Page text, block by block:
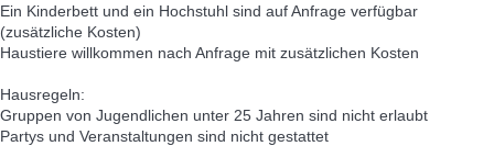
Ein Kinderbett und ein Hochstuhl sind auf Anfrage verfügbar
(zusätzliche Kosten)
Haustiere willkommen nach Anfrage mit zusätzlichen Kosten
Hausregeln:
Gruppen von Jugendlichen unter 25 Jahren sind nicht erlaubt
Partys und Veranstaltungen sind nicht gestattet